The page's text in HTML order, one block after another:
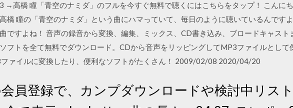
→高橋 瞳「青空のナミダ」のフルを今すぐ無料で聴くにはこちらをタップ！ こんに
橋 瞳の「青空のナミダ」という曲にハマっていて、毎日のように聴いているんです
ですよね！ 音声の録音から変換、編集、ミックス、CD書き込み、ブロードキャス
フトを全て無料でダウンロード。CDから音声をリッピングしてMP3ファイルとし
ァイルに変換したり、便利なソフトがたくさん！ 2009/02/08 2020/04/20
員登録で、カンプダウンロードや検討中リス